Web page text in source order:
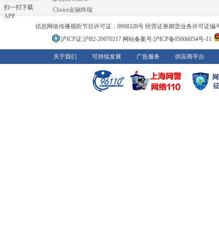
扫一扫下载
APP
Choice金融终端
信息网络传播视听节目许可证：0908328号 经营证券期货业务许可证编
沪ICP证:沪B2-20070217 网站备案号:沪ICP备05006054号-11
关于我们 可持续发展 广告服务 供应商平台